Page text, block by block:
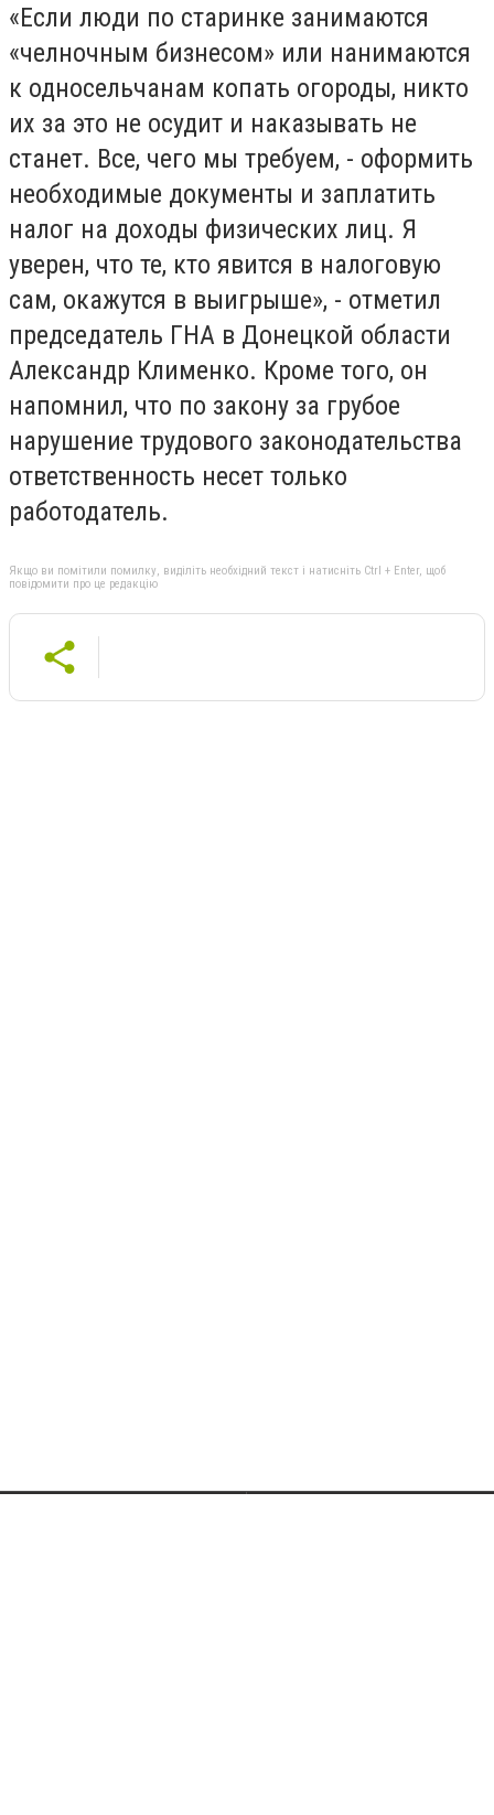
«Если люди по старинке занимаются
«челночным бизнесом» или нанимаются
к односельчанам копать огороды, никто
их за это не осудит и наказывать не
станет. Все, чего мы требуем, - оформить
необходимые документы и заплатить
налог на доходы физических лиц. Я
уверен, что те, кто явится в налоговую
сам, окажутся в выигрыше», - отметил
председатель ГНА в Донецкой области
Александр Клименко. Кроме того, он
напомнил, что по закону за грубое
нарушение трудового законодательства
ответственность несет только
работодатель.
Якщо ви помітили помилку, виділіть необхідний текст і натисніть Ctrl + Enter, щоб
повідомити про це редакцію